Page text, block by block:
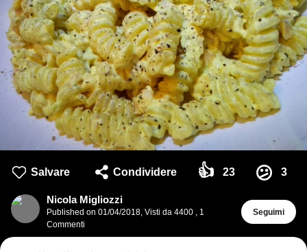
Salvare Condividere 👍 23 😕 3
Nicola Migliozzi
Published on 01/04/2018 Visti da 4400
1
Commenti
Seguimi